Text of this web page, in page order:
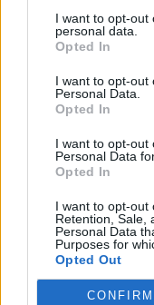
I want to opt-out
personal data.
Opted In
I want to opt-out
Personal Data.
Opted In
I want to opt-out
Personal Data
Opted In
I want to opt-out
Retention, Sale,
Personal Data
Purposes for
Opted Out
CONFIRM
Achat Automobile
Denza Z9S :
atteint 1100
Auto Pour Vous